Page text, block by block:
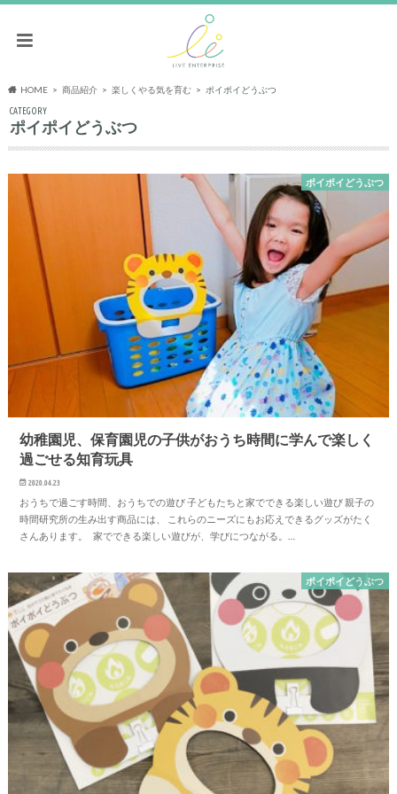
HOME 商品紹介 楽しくやる気を育む ポイポイどうぶつ
CATEGORY
ポイポイどうぶつ
ポイポイどうぶつ
幼稚園児、保育園児の子供がおうち時間に学んで楽しく
過ごせる知育玩具
2020.04.23
おうちで過ごす時間、おうちでの遊び 子どもたちと家でできる楽しい遊び 親子の
時間研究所の生み出す商品には、 これらのニーズにもお応えできるグッズがたく
さんあります。 家でできる楽しい遊びが、学びにつながる。…
ポイポイどうぶつ